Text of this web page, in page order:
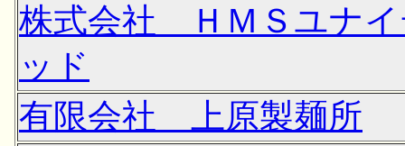
株式会社 ＨＭＳユナ
ッド
有限会社 上原製麺所